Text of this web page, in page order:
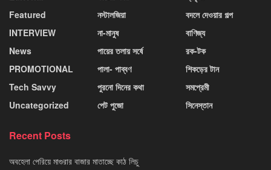
Featured
INTERVIEW
News
PROMOTIONAL
Tech Savvy
Uncategorized
নস্টালজিয়া
না-মানুষ
পায়ের তলায় সর্ষে
পালা- পাব্বণ
পুরনো দিনের কথা
পেট পুজো
বদলে দেওয়ার গল্প
বাণিজ্য
রক-টক
শিকড়ের টান
সমপ্রেমী
সিনেস্তান
Recent Posts
অবহেলা পেরিয়ে মাগুরার বাজার মাতাচ্ছে কাঠ লিচু